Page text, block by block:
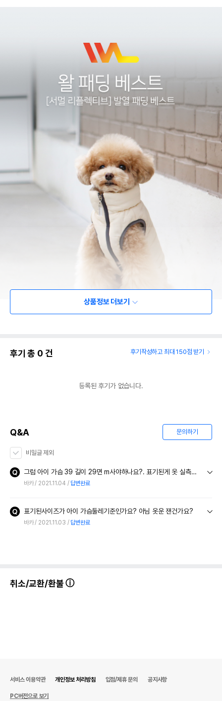
상품정보 더보기
후기 총 0 건 후기작성하고 최대 150점 받기
등록된 후기가 없습니다.
Q&A 문의하기
비밀글 제외
그럼 아이 가슴 39 길이 29면 m사야하나요?. 표기된게 옷 실측이라고하셨는데. 전화로문의시 아이 둘레사이즈라고하셨거든요. 뭐가맞는건지...
바카 2021.11.04 답변완료
표기된사이즈가 아이 가슴둘레기준인가요? 아님 옷운 잰건가요?
바카 2021.11.03 답변완료
취소/교환/환불
서비스 이용약관 개인정보 처리방침 입점/제휴 문의 공지사항
PC버전으로 보기